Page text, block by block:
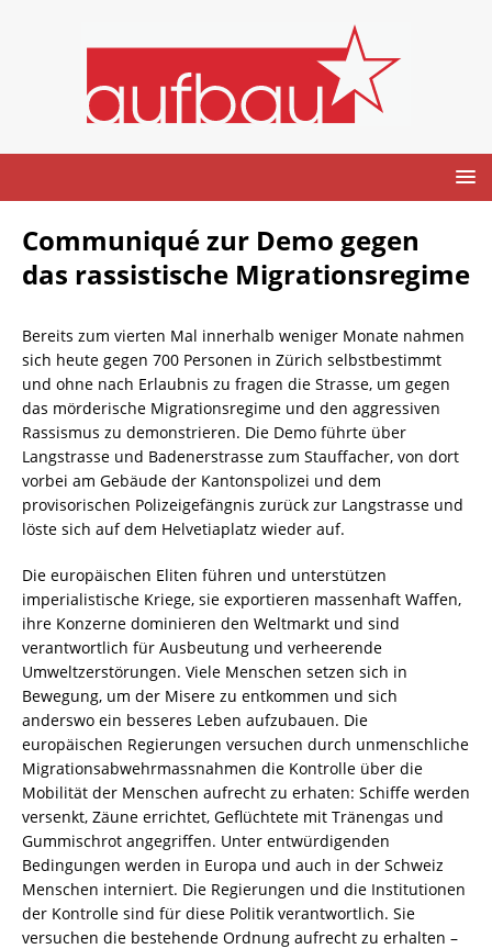
Communiqué zur Demo gegen
das rassistische Migrationsregime
Bereits zum vierten Mal innerhalb weniger Monate nahmen
sich heute gegen 700 Personen in Zürich selbstbestimmt
und ohne nach Erlaubnis zu fragen die Strasse, um gegen
das mörderische Migrationsregime und den aggressiven
Rassismus zu demonstrieren. Die Demo führte über
Langstrasse und Badenerstrasse zum Stauffacher, von dort
vorbei am Gebäude der Kantonspolizei und dem
provisorischen Polizeigefängnis zurück zur Langstrasse und
löste sich auf dem Helvetiaplatz wieder auf.
Die europäischen Eliten führen und unterstützen
imperialistische Kriege, sie exportieren massenhaft Waffen,
ihre Konzerne dominieren den Weltmarkt und sind
verantwortlich für Ausbeutung und verheerende
Umweltzerstörungen. Viele Menschen setzen sich in
Bewegung, um der Misere zu entkommen und sich
anderswo ein besseres Leben aufzubauen. Die
europäischen Regierungen versuchen durch unmenschliche
Migrationsabwehrmassnahmen die Kontrolle über die
Mobilität der Menschen aufrecht zu erhaten: Schiffe werden
versenkt, Zäune errichtet, Geflüchtete mit Tränengas und
Gummischrot angegriffen. Unter entwürdigenden
Bedingungen werden in Europa und auch in der Schweiz
Menschen interniert. Die Regierungen und die Institutionen
der Kontrolle sind für diese Politik verantwortlich. Sie
versuchen die bestehende Ordnung aufrecht zu erhalten –